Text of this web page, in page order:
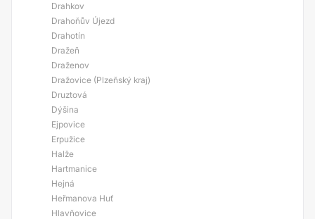
Drahkov
Drahoňův Újezd
Drahotín
Dražeň
Draženov
Dražovice (Plzeňský kraj)
Druztová
Dýšina
Ejpovice
Erpužice
Halže
Hartmanice
Hejná
Heřmanova Huť
Hlavňovice